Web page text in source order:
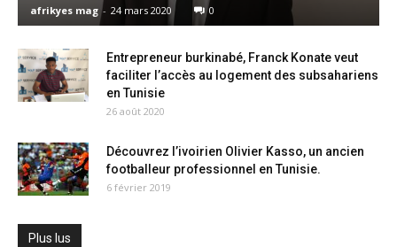
afrikyes mag - 24 mars 2020 0
Entrepreneur burkinabé, Franck Konate veut
faciliter l’accès au logement des subsahariens
en Tunisie
26 août 2020
Découvrez l’ivoirien Olivier Kasso, un ancien
footballeur professionnel en Tunisie.
6 février 2019
Plus lus